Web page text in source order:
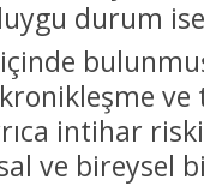
durum
intihar
ve bireysel